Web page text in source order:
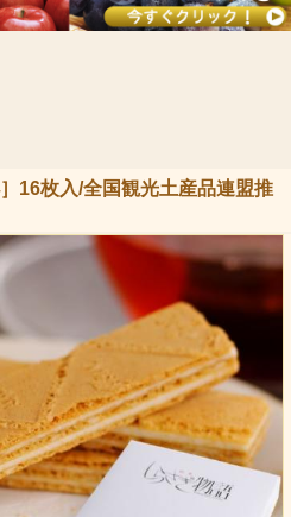
16枚入/全国観光土産品連盟推